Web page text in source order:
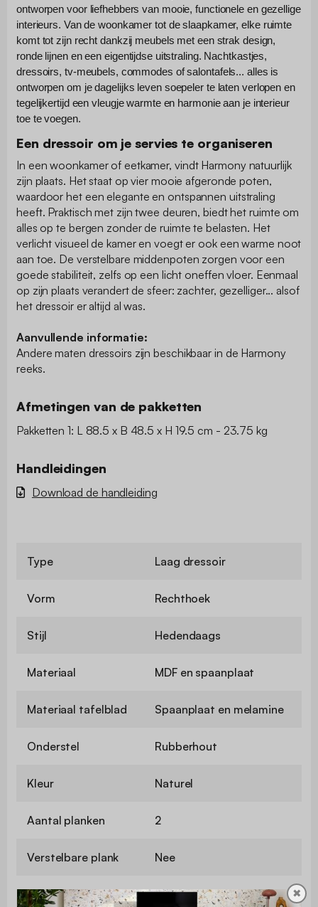
ontworpen voor liefhebbers van mooie, functionele en gezellige
interieurs. Van de woonkamer tot de slaapkamer, elke ruimte
komt tot zijn recht dankzij meubels met een strak design,
ronde lijnen en een eigentijdse uitstraling. Nachtkastjes,
dressoirs, tv-meubels, commodes of salontafels... alles is
ontworpen om je dagelijks leven soepeler te laten verlopen en
tegelijkertijd een vleugje warmte en harmonie aan je interieur
toe te voegen.
Een dressoir om je servies te organiseren
In een woonkamer of eetkamer, vindt Harmony natuurlijk
zijn plaats. Het staat op vier mooie afgeronde poten,
waardoor het een elegante en ontspannen uitstraling
heeft. Praktisch met zijn twee deuren, biedt het ruimte om
alles op te bergen zonder de ruimte te belasten. Het
verlicht visueel de kamer en voegt er ook een warme noot
aan toe. De verstelbare middenpoten zorgen voor een
goede stabiliteit, zelfs op een licht oneffen vloer. Eenmaal
op zijn plaats verandert de sfeer: zachter, gezelliger... alsof
het dressoir er altijd al was.
Aanvullende informatie:
Andere maten dressoirs zijn beschikbaar in de Harmony
reeks.
Afmetingen van de pakketten
Pakketten 1: L 88.5 x B 48.5 x H 19.5 cm - 23.75 kg
Handleidingen
Download de handleiding
Type Laag dressoir
Vorm Rechthoek
Stijl Hedendaags
Materiaal MDF en spaanplaat
Materiaal tafelblad Spaanplaat en melamine
Onderstel Rubberhout
Kleur Naturel
Aantal planken 2
Verstelbare plank Nee
✖